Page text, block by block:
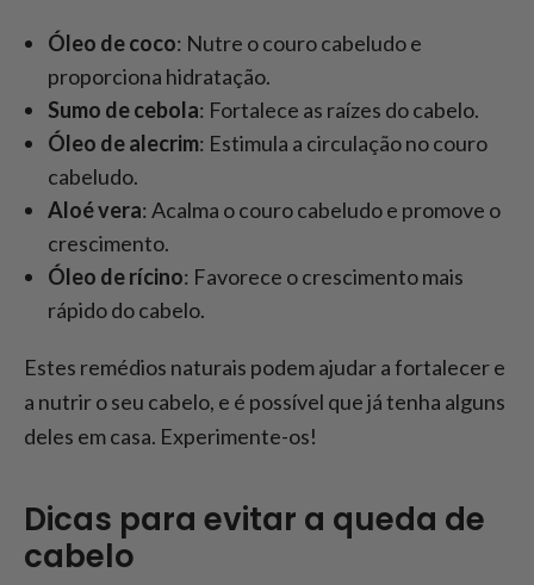
Óleo de coco: Nutre o couro cabeludo e
proporciona hidratação.
Sumo de cebola: Fortalece as raízes do cabelo.
Óleo de alecrim: Estimula a circulação no couro
cabeludo.
Aloé vera: Acalma o couro cabeludo e promove o
crescimento.
Óleo de rícino: Favorece o crescimento mais
rápido do cabelo.
Estes remédios naturais podem ajudar a fortalecer e
a nutrir o seu cabelo, e é possível que já tenha alguns
deles em casa. Experimente-os!
Dicas para evitar a queda de
cabelo